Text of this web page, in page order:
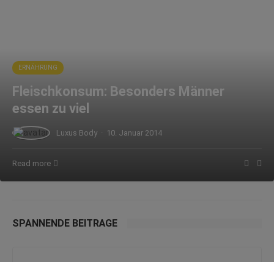
ERNÄHRUNG
Fleischkonsum: Besonders Männer
essen zu viel
Luxus Body · 10. Januar 2014
Read more
SPANNENDE BEITRÄGE